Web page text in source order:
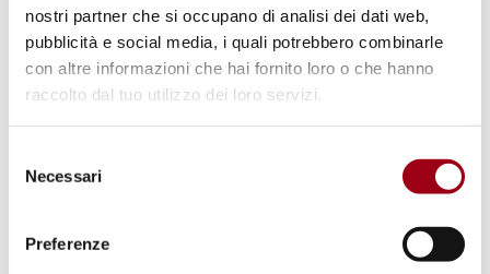
nostri partner che si occupano di analisi dei dati web,
pubblicità e social media, i quali potrebbero combinarle
con altre informazioni che hai fornito loro o che hanno
raccolto dal tuo utilizzo dei loro servizi.
delNecessari
Preferenze
01.01.2024